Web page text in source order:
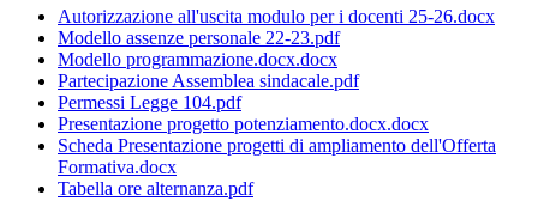
Autorizzazione all'uscita modulo per i docenti 25-26.docx
Modello assenze personale 22-23.pdf
Modello programmazione.docx.docx
Partecipazione Assemblea sindacale.pdf
Permessi Legge 104.pdf
Presentazione progetto potenziamento.docx.docx
Scheda Presentazione progetti di ampliamento dell'Offerta
Formativa.docx
Tabella ore alternanza.pdf